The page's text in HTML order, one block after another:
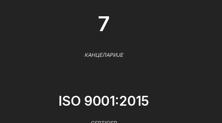
7
КАНЦЕЛАРИЈЕ
ISO 9001:2015